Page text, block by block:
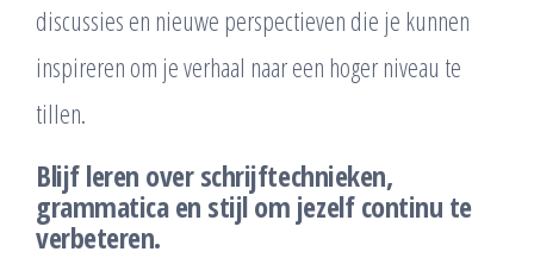
discussies en nieuwe perspectieven die je kunnen
inspireren om je verhaal naar een hoger niveau te
tillen.
Blijf leren over schrijftechnieken,
grammatica en stijl om jezelf continu te
verbeteren.